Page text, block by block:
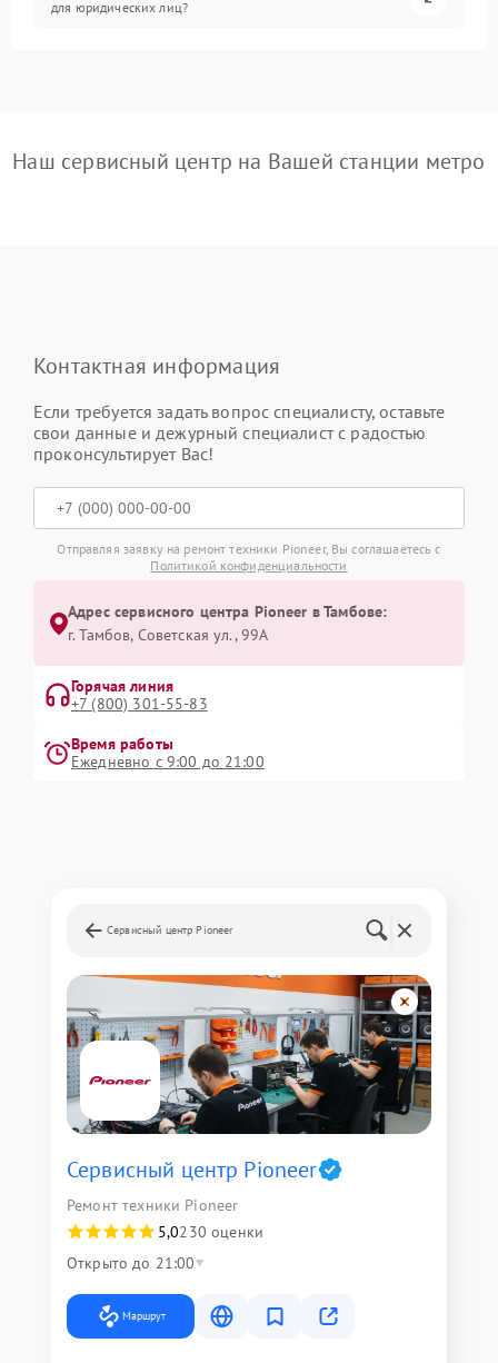
для юридических лиц?
Наш сервисный центр на Вашей станции метро
Контактная информация
Если требуется задать вопрос специалисту, оставьте
свои данные и дежурный специалист с радостью
проконсультирует Вас!
Отправляя заявку на ремонт техники Pioneer, Вы соглашаетесь с
Политикой конфиденциальности
Адрес сервисного центра Pioneer в Тамбове:
г. Тамбов, Советская ул., 99А
Горячая линия
+7 (800) 301-55-83
Время работы
Ежедневно с 9:00 до 21:00
Сервисный центр Pioneer
Сервисный центр Pioneer
Ремонт техники Pioneer
5,0230 оценки
Открыто до 21:00
Маршрут